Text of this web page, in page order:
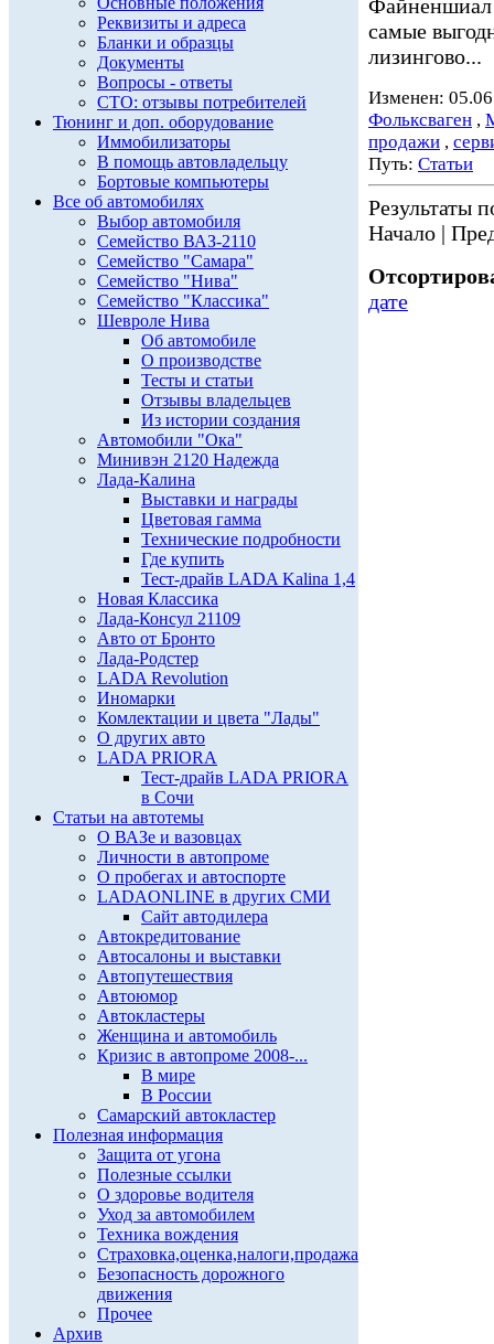
Реквизиты и адреса
Бланки и образцы
Документы
Вопросы - ответы
СТО: отзывы потребителей
Тюнинг и доп. оборудование
Иммобилизаторы
В помощь автовладельцу
Бортовые компьютеры
Все об автомобилях
Выбор автомобиля
Семейство ВАЗ-2110
Семейство "Самара"
Семейство "Нива"
Семейство "Классика"
Шевроле Нива
Об автомобиле
О производстве
Тесты и статьи
Отзывы владельцев
Из истории создания
Автомобили "Ока"
Минивэн 2120 Надежда
Лада-Калина
Выставки и награды
Цветовая гамма
Технические подробности
Где купить
Тест-драйв LADA Kalina 1,4
Новая Классика
Лада-Консул 21109
Авто от Бронто
Лада-Родстер
LADA Revolution
Иномарки
Комлектации и цвета "Лады"
О других авто
LADA PRIORA
Тест-драйв LADA PRIORA
в Сочи
Статьи на автотемы
О ВАЗе и вазовцах
Личности в автопроме
О пробегах и автоспорте
LADAONLINE в других СМИ
Сайт автодилера
Автокредитование
Автосалоны и выставки
Автопутешествия
Автоюмор
Автокластеры
Женщина и автомобиль
Кризис в автопроме 2008-...
В мире
В России
Самарский автокластер
Полезная информация
Защита от угона
Полезные ссылки
О здоровье водителя
Уход за автомобилем
Техника вождения
Страховка,оценка,налоги,продажа
Безопасность дорожного
движения
Прочее
Архив
самые
лизингово...
Изменен:
Фольксваген ,
продажи ,
Путь: Статьи
Результаты
Начало |
дате